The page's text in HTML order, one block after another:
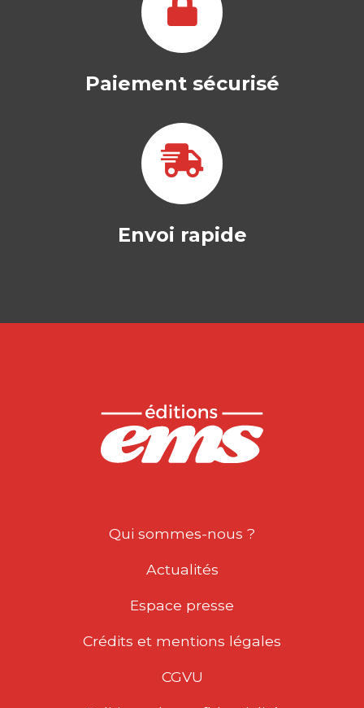
24,50
Paiement sécurisé
Envoi rapide
Qui sommes-nous ?
Actualités
Espace presse
Crédits et mentions légales
CGVU